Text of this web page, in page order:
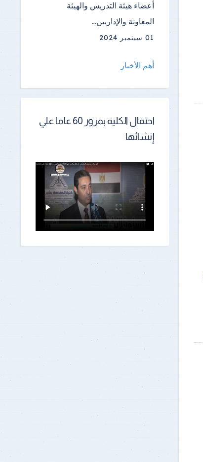
أعضاء هيئة التدريس والهيئة
المعاونة والإداريين…
01 سبتمبر 2024
أهم الأخبار
احتفال الكلية بمرور 60 عاما علي
إنشائها